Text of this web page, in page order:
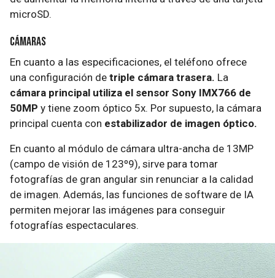
microSD.
Cámaras
En cuanto a las especificaciones, el teléfono ofrece
una configuración de triple cámara trasera. La
cámara principal utiliza el sensor Sony IMX766 de
50MP y tiene zoom óptico 5x. Por supuesto, la cámara
principal cuenta con estabilizador de imagen óptico.
En cuanto al módulo de cámara ultra-ancha de 13MP
(campo de visión de 123º9), sirve para tomar
fotografías de gran angular sin renunciar a la calidad
de imagen. Además, las funciones de software de IA
permiten mejorar las imágenes para conseguir
fotografías espectaculares.